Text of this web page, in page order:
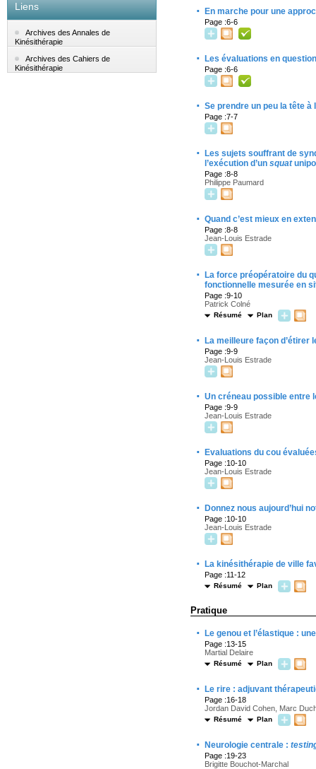
Liens
Archives des Annales de
Kinésithérapie
Archives des Cahiers de
Kinésithérapie
· En marche pour une
Page :6-6
· Les évaluations en question
Page :6-6
· Se prendre un peu la tête à
Page :7-7
·
Les sujets souffrant de
l’exécution d’un squat
Page :8-8
Philippe Paumard
· Quand c’est mieux en
Page :8-8
Jean-Louis Estrade
·
La force préopératoire du
fonctionnelle mesurée en
Page :9-10
Patrick Colné
Résumé Plan
· La meilleure façon d’étirer
Page :9-9
Jean-Louis Estrade
· Un créneau possible entre
Page :9-9
Jean-Louis Estrade
· Evaluations du cou
Page :10-10
Jean-Louis Estrade
· Donnez nous aujourd’hui
Page :10-10
Jean-Louis Estrade
· La kinésithérapie de ville
Page :11-12
Résumé Plan
Pratique
· Le genou et l’élastique :
Page :13-15
Martial Delaire
Résumé Plan
· Le rire : adjuvant
Page :16-18
Jordan David Cohen, Marc
Résumé Plan
· Neurologie centrale :
Page :19-23
Brigitte Bouchot-Marchal